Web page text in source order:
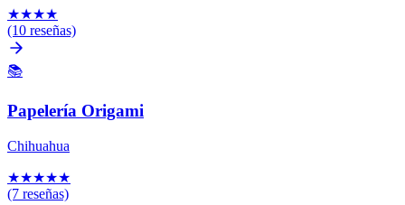
★★★★
(10 reseñas)
📚
Papelería Origami
Chihuahua
★★★★★
(7 reseñas)